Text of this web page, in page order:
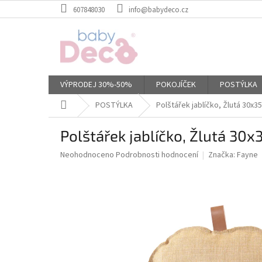
na
607848030 info@babydeco.cz
VÝPRODEJ 30%-50% POKOJÍČEK POSTÝLKA
Domů POSTÝLKA Polštářek jablíčko, Žlutá
Polštářek jablíčko, Žlutá
Průměrné
Neohodnoceno Podrobnosti hodnocení Značka: Fayne